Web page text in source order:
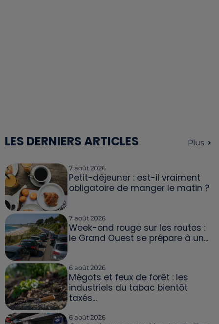
LES DERNIERS ARTICLES Plus
7 août 2026
Petit-déjeuner : est-il vraiment
obligatoire de manger le matin ?
7 août 2026
Week-end rouge sur les routes :
le Grand Ouest se prépare à un...
6 août 2026
Mégots et feux de forêt : les
industriels du tabac bientôt
taxés...
6 août 2026